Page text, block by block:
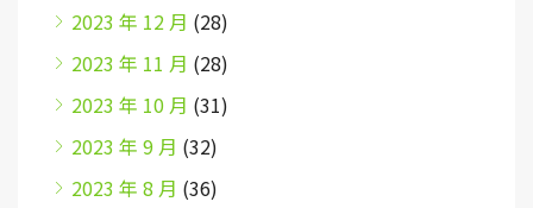
2023 年 12 月 (28)
2023 年 11 月 (28)
2023 年 10 月 (31)
2023 年 9 月 (32)
2023 年 8 月 (36)